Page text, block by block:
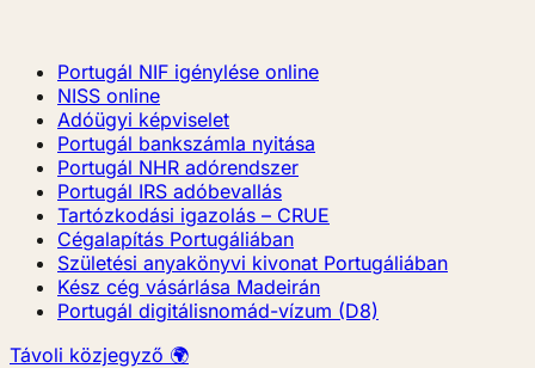
Portugál NIF igénylése online
NISS online
Adóügyi képviselet
Portugál bankszámla nyitása
Portugál NHR adórendszer
Portugál IRS adóbevallás
Tartózkodási igazolás – CRUE
Cégalapítás Portugáliában
Születési anyakönyvi kivonat Portugáliában
Kész cég vásárlása Madeirán
Portugál digitálisnomád-vízum (D8)
Távoli közjegyző 🌍